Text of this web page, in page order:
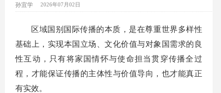
孙宜学 2026年07月02日
区域国别国际传播的本质，是在尊重世界多样性
基础上，实现本国立场、文化价值与对象国需求的良
性互动，只有将家国情怀与使命担当贯穿传播全过
程，才能保证传播的主体性与价值导向，也才能真正
有实效。